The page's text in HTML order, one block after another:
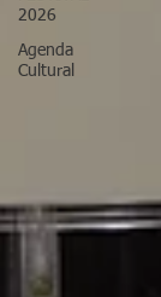
2026
Agenda
Cultural